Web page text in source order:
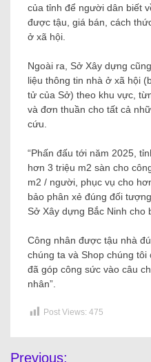
của tỉnh để người dân biết
được tậu, giá bán, cách
ở xã hội.
Ngoài ra, Sở Xây dựng
liệu thông tin nhà ở xã hội
tử của Sở) theo khu vực,
và đơn thuần cho tất cả
cứu.
“Phấn đấu tới năm 2025,
hơn 3 triệu m2 sàn cho
m2 / người, phục vụ cho
bảo phân xẻ đúng đối
Sở Xây dựng Bắc Ninh cho
Công nhân được tậu nhà
chúng ta và Shop chúng
đã góp công sức vào câu
nhân”.
Post Views: 475
Previous: